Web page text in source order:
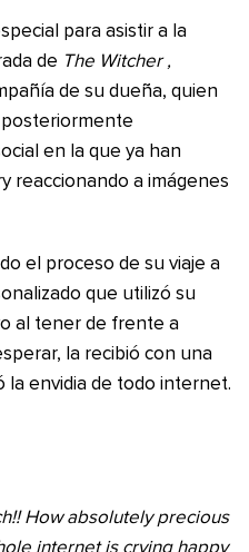
para asistir a la
de The Witcher ,
de su dueña, quien
en la que ya han
reaccionando a imágenes
el proceso de su viaje a
que utilizó su
al tener de frente a
la recibió con una
la envidia de todo internet.
How absolutely precious
internet is crying happy